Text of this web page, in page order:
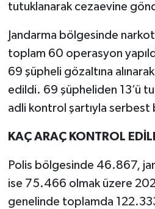
tutuklanarak cezaevine
Jandarma bölgesinde
toplam 60 operasyon
69 şüpheli gözaltına
edildi. 69 şüpheliden 13’ü
adli kontrol şartıyla serbest
KAÇ ARAÇ KONTROL
Polis bölgesinde 46.867,
ise 75.466 olmak üzere
genelinde toplamda